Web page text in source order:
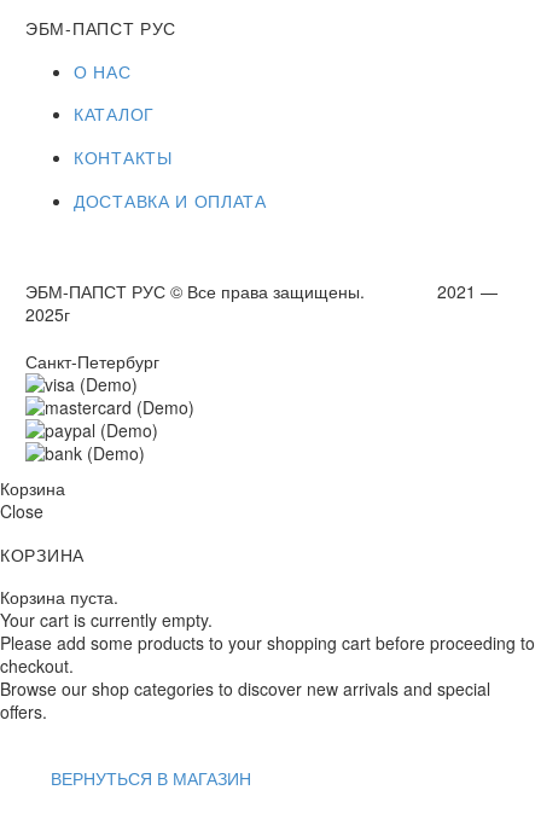
ЭБМ-ПАПСТ РУС
О НАС
КАТАЛОГ
КОНТАКТЫ
ДОСТАВКА И ОПЛАТА
ЭБМ-ПАПСТ РУС © Все права защищены. 2021 —
2025г
Санкт-Петербург
Корзина
Close
КОРЗИНА
Корзина пуста.
Your cart is currently empty.
Please add some products to your shopping cart before proceeding to
checkout.
Browse our shop categories to discover new arrivals and special
offers.
ВЕРНУТЬСЯ В МАГАЗИН